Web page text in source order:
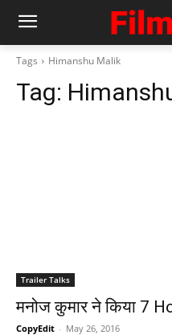
Tags Himanshu Malik
Tag:
Trailer Talks
मनोज कुमार ने किया 7
CopyEdit - May 26, 2016